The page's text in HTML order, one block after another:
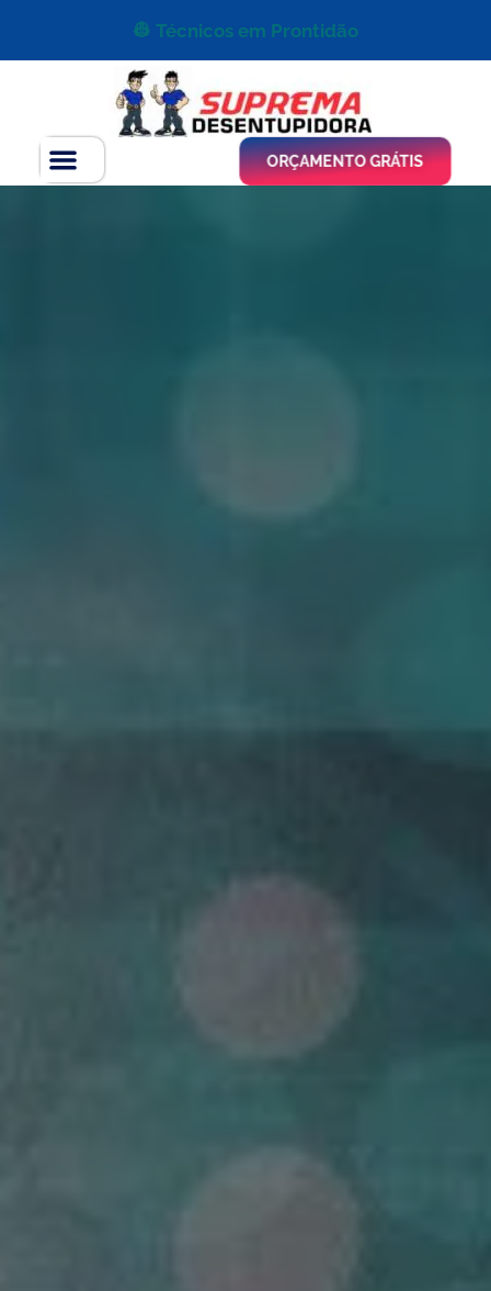
👷 Técnicos em Prontidão
ORÇAMENTO GRÁTIS